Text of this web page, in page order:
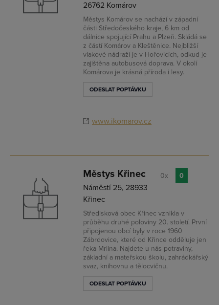
26762 Komárov
Městys Komárov se nachází v západní
části Středočeského kraje, 6 km od
dálnice spojující Prahu a Plzeň. Skládá se
z částí Komárov a Kleštěnice. Nejbližší
vlakové nádraží je v Hořovicích, odkud je
zajištěna autobusová doprava. V okolí
Komárova je krásná příroda i lesy.
ODESLAT POPTÁVKU
www.ikomarov.cz
Městys Křinec
Náměstí 25, 28933
Křinec
Středisková obec Křinec vznikla v
průběhu druhé poloviny 20. století. První
připojenou obcí byly v roce 1960
Zábrdovice, které od Křince odděluje jen
řeka Mrlina. Najdete u nás potraviny,
základní a mateřskou školu, zahrádkářský
svaz, knihovnu a tělocvičnu.
ODESLAT POPTÁVKU
0x 0